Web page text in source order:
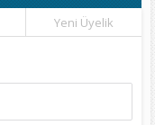
Yeni Üyelik